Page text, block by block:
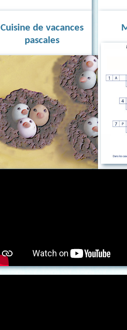
Cuisine de vacances
pascales